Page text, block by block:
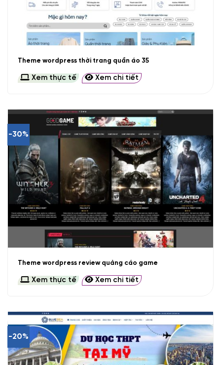
Theme wordpress thời trang quần áo 35
Xem thực tế Xem chi tiết
-30%
Theme wordpress review quảng cáo game
Xem thực tế Xem chi tiết
-20%